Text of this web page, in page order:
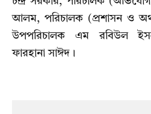
আলম, পরিচালক (প্রশাসন ও
উপপরিচালক এম রবিউল
ফারহানা সাঈদ।